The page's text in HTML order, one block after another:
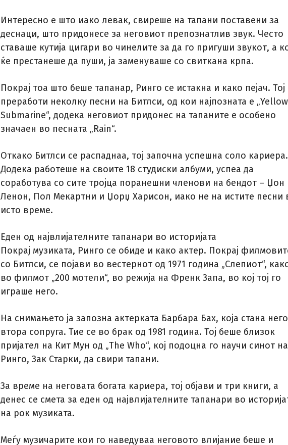
Интересно е што иако левак, свиреше на тапани поставени за
деснаци, што придонесе за неговиот препознатлив звук. Често
ставаше кутија цигари во чинелите за да го пригуши звукот, а
ќе престанеше да пуши, ја заменуваше со свиткана крпа.
Покрај тоа што беше тапанар, Ринго се истакна и како пејач. Тој
преработи неколку песни на Битлси, од кои најпозната е „Yellow
Submarine“, додека неговиот придонес на тапаните е особено
значаен во песната „Rain“.
Откако Битлси се распаднаа, тој започна успешна соло кариера.
Додека работеше на своите 18 студиски албуми, успеа да
соработува со сите тројца поранешни членови на бендот – Џон
Ленон, Пол Мекартни и Џорџ Харисон, иако не на истите песни
исто време.
Еден од највлијателните тапанари во историјата
Покрај музиката, Ринго се обиде и како актер. Покрај
со Битлси, се појави во вестернот од 1971 година „Слепиот“,
во филмот „200 мотели“, во режија на Френк Запа, во кој тој го
играше него.
На снимањето ја запозна актерката Барбара Бах, која стана
втора сопруга. Тие се во брак од 1981 година. Тој беше близок
пријател на Кит Мун од „The Who“, кој подоцна го научи синот на
Ринго, Зак Старки, да свири тапани.
За време на неговата богата кариера, тој објави и три книги, а
денес се смета за еден од највлијателните тапанари во
на рок музиката.
Меѓу музичарите кои го наведуваа неговото влијание беше и